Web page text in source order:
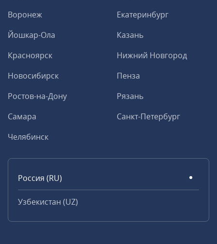
Воронеж
Екатеринбург
Йошкар-Ола
Казань
Красноярск
Нижний Новгород
Новосибирск
Пенза
Ростов-на-Дону
Рязань
Самара
Санкт-Петербург
Челябинск
Россия (RU)
Узбекистан (UZ)